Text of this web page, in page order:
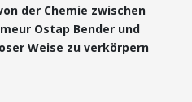
der Chemie zwischen
Ostap Bender und
Weise zu verkörpern